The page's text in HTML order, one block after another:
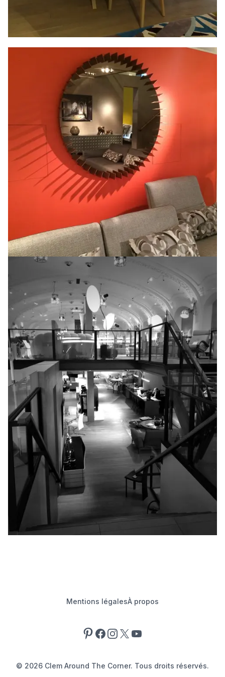
Mentions légalesÀ propos
Pinterest
Facebook
Instagram
X YouTube
© 2026 Clem Around The Corner. Tous droits réservés.